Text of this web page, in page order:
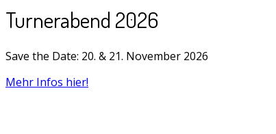
Turnerabend 2026
Save the Date: 20. & 21. November 2026
Mehr Infos hier!